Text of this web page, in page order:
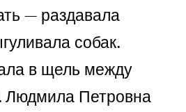
— раздавала
собак.
в щель между
Людмила Петровна